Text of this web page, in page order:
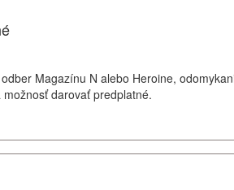
Magazínu N alebo Heroine,
možnosť darovať predplatné.